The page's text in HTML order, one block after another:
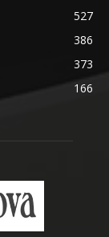
527
386
373
166